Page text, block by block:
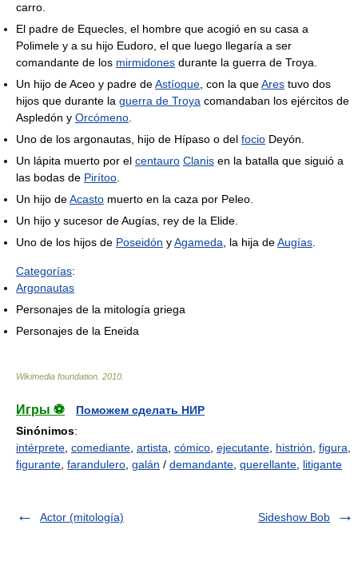
carro.
El padre de Equecles, el hombre que acogió en su casa a
Polimele y a su hijo Eudoro, el que luego llegaría a ser
comandante de los mirmidones durante la guerra de Troya.
Un hijo de Aceo y padre deAstíoque , con la queAres tuvo dos
hijos que durante la guerra de Troya comandaban los ejércitos de
Aspledón y Orcómeno
Uno de los argonautas, hijo de Hípaso o del focio Deyón.
Un lápita muerto por el centauro Clanis en la batalla que siguió a
las bodas de Pirítoo
Un hijo deAcasto muerto en la caza por Peleo.
Un hijo y sucesor de Augías, rey de la Elide.
Uno de los hijos de Poseidón yAgameda , la hija deAugías
Categorías:
Argonautas
Personajes de la mitología griega
Personajes de la Eneida
Wikimedia foundation 2010
Игры ⚽
Поможем сделать НИР
Sinónimos:
intérprete comediante artista cómico ejecutante histrión figura
figurante farandulero galán / demandante querellante litigante
Actor (mitología) Sideshow Bob